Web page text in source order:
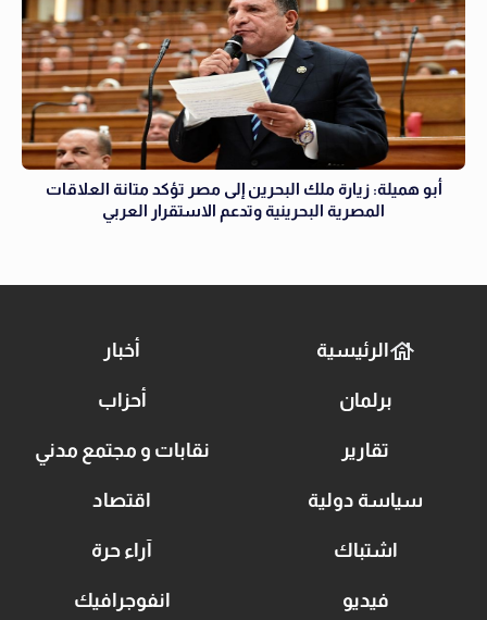
أبو هميلة: زيارة ملك البحرين إلى مصر تؤكد متانة العلاقات
المصرية البحرينية وتدعم الاستقرار العربي
الرئيسية أخبار
برلمان أحزاب
تقارير نقابات و مجتمع مدني
سياسة دولية اقتصاد
اشتباك آراء حرة
فيديو انفوجرافيك